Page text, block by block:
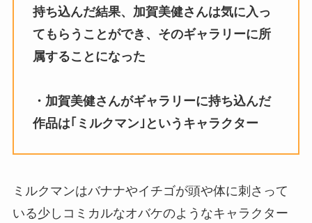
持ち込んだ結果、加賀美健さんは気に入っ
てもらうことができ、そのギャラリーに所
属することになった
・加賀美健さんがギャラリーに持ち込んだ
作品は｢ミルクマン｣というキャラクター
ミルクマンはバナナやイチゴが頭や体に刺さって
いる少しコミカルなオバケのようなキャラクター